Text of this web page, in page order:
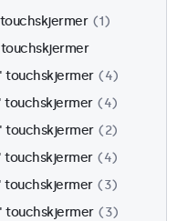
1
touchskjermer
4
touchskjermer
4
touchskjermer
2
touchskjermer
4
touchskjermer
3
touchskjermer
3